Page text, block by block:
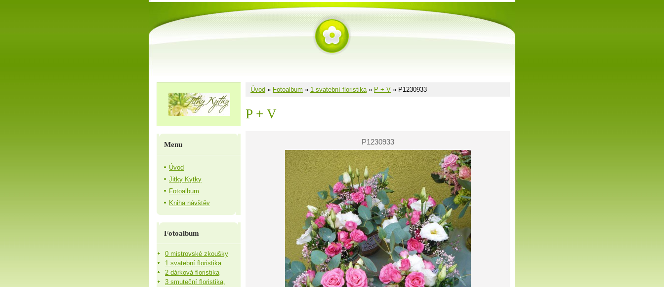
Úvod » Fotoalbum » 1 svatební floristika» P + V » P1230933
P + V
P1230933
Menu
Úvod
Jitky Kytky
Fotoalbum
Kniha návštěv
Fotoalbum
0 mistrovské zkoušky
1 svatební floristika
2 dárková floristika
3 smuteční floristika,